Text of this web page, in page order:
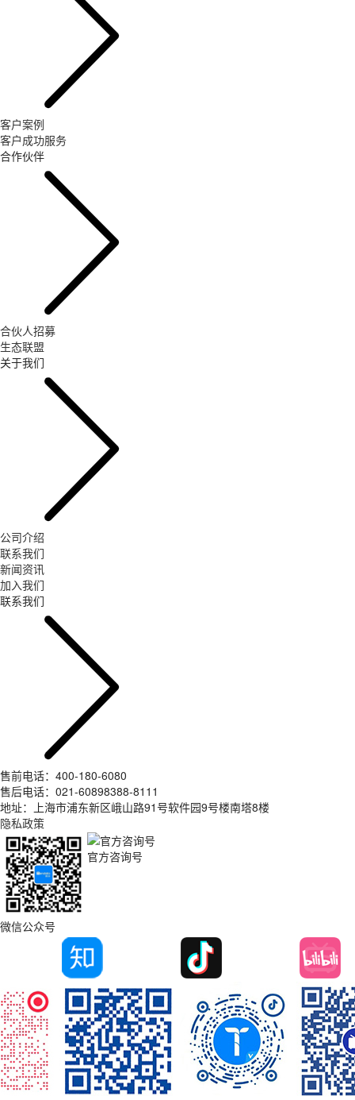
客户案例
客户成功服务
合作伙伴
合伙人招募
生态联盟
关于我们
公司介绍
联系我们
新闻资讯
加入我们
联系我们
售前电话：400-180-6080
售后电话：021-60898388-8111
地址：上海市浦东新区峨山路91号软件园9号楼南塔8楼
隐私政策
微信公众号
官方咨询号